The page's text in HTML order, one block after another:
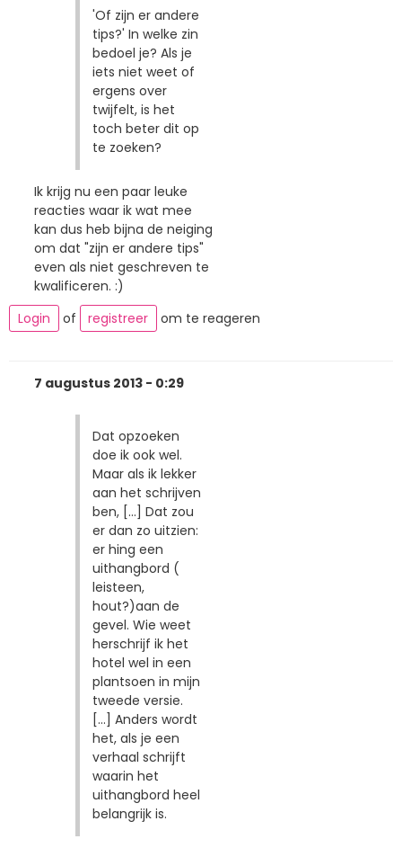
'Of zijn er andere
tips?' In welke zin
bedoel je? Als je
iets niet weet of
ergens over
twijfelt, is het
toch beter dit op
te zoeken?
Ik krijg nu een paar leuke
reacties waar ik wat mee
kan dus heb bijna de neiging
om dat "zijn er andere tips"
even als niet geschreven te
kwalificeren. :)
Login
of registreer om te reageren
7 augustus 2013 - 0:29
Dat opzoeken
doe ik ook wel.
Maar als ik lekker
aan het schrijven
ben, [...] Dat zou
er dan zo uitzien:
er hing een
uithangbord (
leisteen,
hout?)aan de
gevel. Wie weet
herschrijf ik het
hotel wel in een
plantsoen in mijn
tweede versie.
[...] Anders wordt
het, als je een
verhaal schrijft
waarin het
uithangbord heel
belangrijk is.